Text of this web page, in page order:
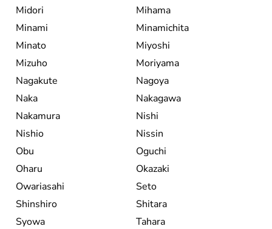
Midori
Mihama
Minami
Minamichita
Minato
Miyoshi
Mizuho
Moriyama
Nagakute
Nagoya
Naka
Nakagawa
Nakamura
Nishi
Nishio
Nissin
Obu
Oguchi
Oharu
Okazaki
Owariasahi
Seto
Shinshiro
Shitara
Syowa
Tahara